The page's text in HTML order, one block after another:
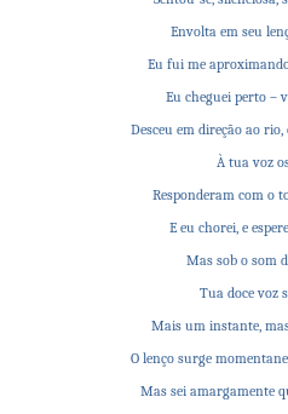
Envolta em seu
Eu fui me
Eu cheguei perto –
Desceu em direção ao rio,
À tua voz
Responderam com o
E eu chorei, e
Mas sob o som
Tua doce voz
Mais um instante,
O lenço surge
Mas sei amargamente